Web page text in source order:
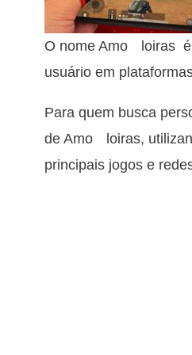
O nome Amoﾠloiras é
usuário em
Para quem busca
de Amoﾠloiras,
principais jogos e